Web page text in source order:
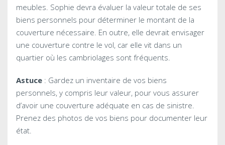
meubles. Sophie devra évaluer la valeur totale de ses
biens personnels pour déterminer le montant de la
couverture nécessaire. En outre, elle devrait envisager
une couverture contre le vol, car elle vit dans un
quartier où les cambriolages sont fréquents.
Astuce : Gardez un inventaire de vos biens
personnels, y compris leur valeur, pour vous assurer
d’avoir une couverture adéquate en cas de sinistre.
Prenez des photos de vos biens pour documenter leur
état.